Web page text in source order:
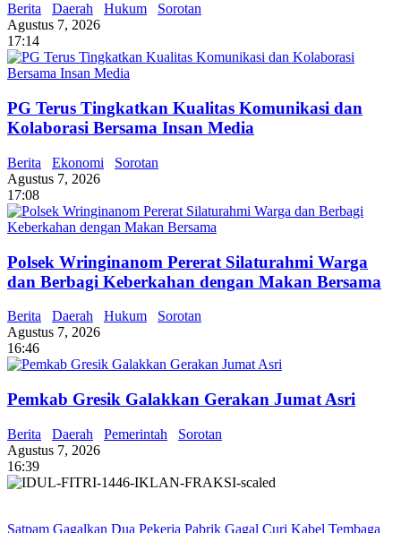
Berita Daerah Hukum
Sorotan
Agustus 7, 2026
17:14
PG Terus Tingkatkan Kualitas Komunikasi dan
Kolaborasi Bersama Insan Media
Berita Ekonomi
Sorotan
Agustus 7, 2026
17:08
Polsek Wringinanom Pererat Silaturahmi Warga
dan Berbagi Keberkahan dengan Makan Bersama
Berita Daerah Hukum
Sorotan
Agustus 7, 2026
16:46
Pemkab Gresik Galakkan Gerakan Jumat Asri
Berita Daerah Pemerintah
Sorotan
Agustus 7, 2026
16:39
Satpam Gagalkan Dua Pekerja Pabrik Gagal Curi Kabel Tembaga